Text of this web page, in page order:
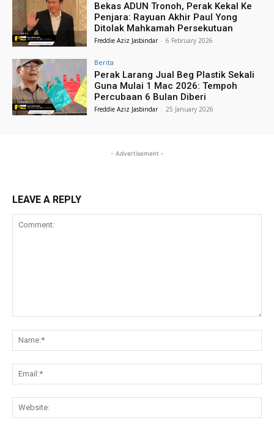
Bekas ADUN Tronoh, Perak Kekal Ke
Penjara: Rayuan Akhir Paul Yong
Ditolak Mahkamah Persekutuan
Freddie Aziz Jasbindar - 6 February 2026
Berita
Perak Larang Jual Beg Plastik Sekali
Guna Mulai 1 Mac 2026: Tempoh
Percubaan 6 Bulan Diberi
Freddie Aziz Jasbindar - 25 January 2026
- Advertisement -
LEAVE A REPLY